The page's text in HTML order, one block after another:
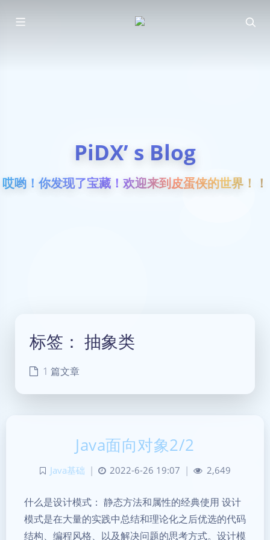
PiDX’ s Blog
哎哟！你发现了宝藏！欢迎来到皮蛋侠的世界！！
标签： 抽象类
1 篇文章
Java面向对象2/2
Java基础 | 2022-6-26 19:07 | 2,649
什么是设计模式： 静态方法和属性的经典使用 设计
模式是在大量的实践中总结和理论化之后优选的代码
结构、编程风格、以及解决问题的思考方式。设计模